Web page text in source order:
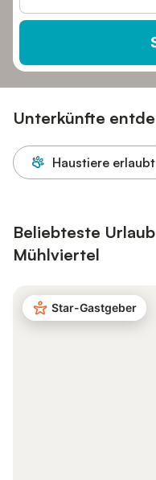
Unterkünfte
Haustiere erlaubt
Beliebteste
Mühlviertel
Star-Gastgeber